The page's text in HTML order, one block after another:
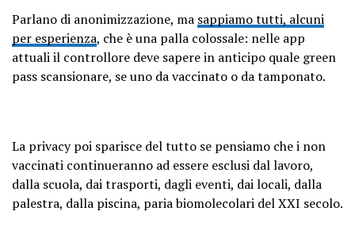
Parlano di anonimizzazione, ma sappiamo tutti, alcuni
per esperienza, che è una palla colossale: nelle app
attuali il controllore deve sapere in anticipo quale green
pass scansionare, se uno da vaccinato o da tamponato.
La privacy poi sparisce del tutto se pensiamo che i non
vaccinati continueranno ad essere esclusi dal lavoro,
dalla scuola, dai trasporti, dagli eventi, dai locali, dalla
palestra, dalla piscina, paria biomolecolari del XXI secolo.